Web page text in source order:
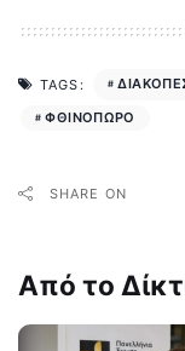
TAGS:
ΦΘΙΝΟΠΩΡΟ
SHARE ON
Από το